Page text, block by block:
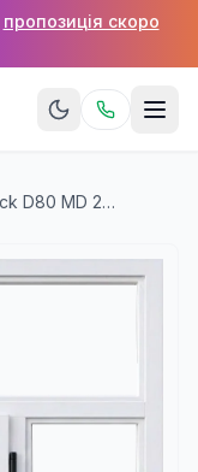
пропозиція скоро
Вікно Deceuninck D80 MD 2100×1400 мм (3 стулки + верхня фрамуга)